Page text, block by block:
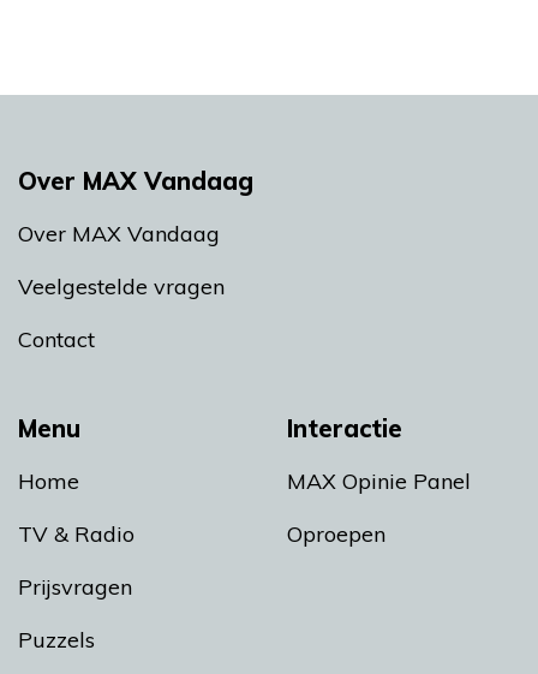
Menu
Home
TV & Radio
Prijsvragen
Puzzels
Interactie
MAX Opinie Panel
Oproepen
Over MAX Vandaag
Over MAX Vandaag
Veelgestelde vragen
Contact